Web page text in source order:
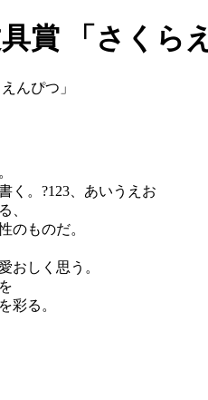
く。?123、あいうえお
、
のものだ。
おしく思う。
彩る。